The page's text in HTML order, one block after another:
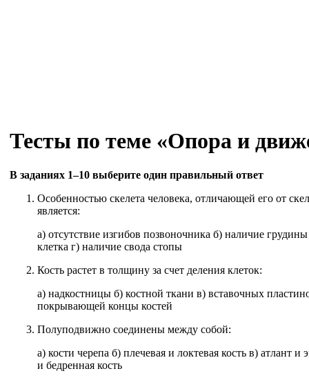
Тесты по теме «Опора и
В заданиях 1–10 выберите один правильный ответ
Особенностью скелета человека, отличающей его от
является:
а) отсутствие изгибов позвоночника б) наличие
клетка г) наличие свода стопы
Кость растет в толщину за счет деления клеток:
а) надкостницы б) костной ткани в) вставочных
покрывающей концы костей
Полуподвижно соединены между собой:
а) кости черепа б) плечевая и локтевая кость в) атлант и
и бедренная кость